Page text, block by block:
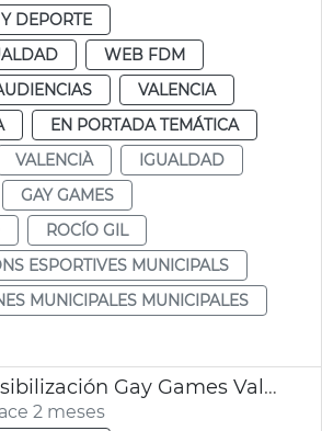
DEPORTE
WEB FDM
VALENCIA
EN PORTADA TEMÁTICA
VALENCIÀ
IGUALDAD
GAY GAMES
ROCÍO GIL
ESPORTIVES MUNICIPALS
MUNICIPALES MUNICIPALES
Campaña visibilización Gay Games València
2 meses